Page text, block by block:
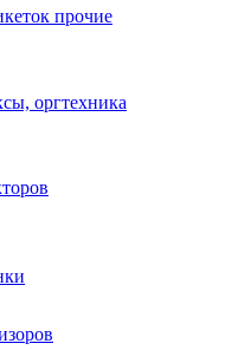
прочие
оргтехника